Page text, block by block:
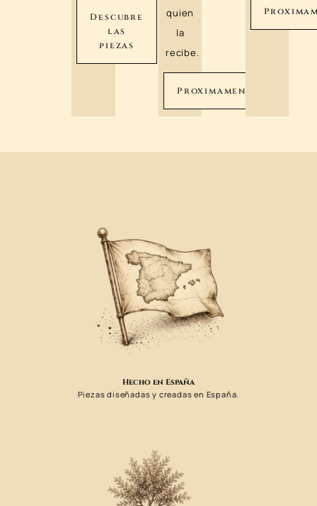
Descubre
las
piezas
quien
la
recibe.
Proximamente
Hecho en España
Piezas diseñadas y creadas en España.